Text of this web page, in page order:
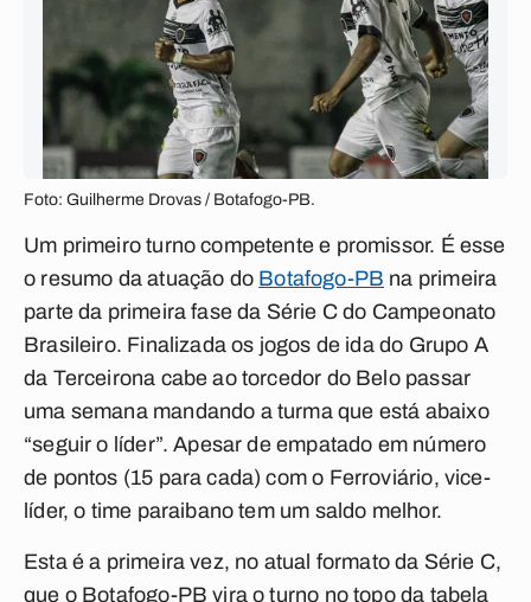
Foto: Guilherme Drovas / Botafogo-PB.
Um primeiro turno competente e promissor. É esse
o resumo da atuação do Botafogo-PB na primeira
parte da primeira fase da Série C do Campeonato
Brasileiro. Finalizada os jogos de ida do Grupo A
da Terceirona cabe ao torcedor do Belo passar
uma semana mandando a turma que está abaixo
“seguir o líder”. Apesar de empatado em número
de pontos (15 para cada) com o Ferroviário, vice-
líder, o time paraibano tem um saldo melhor.
Esta é a primeira vez, no atual formato da Série C,
que o Botafogo-PB vira o turno no topo da tabela